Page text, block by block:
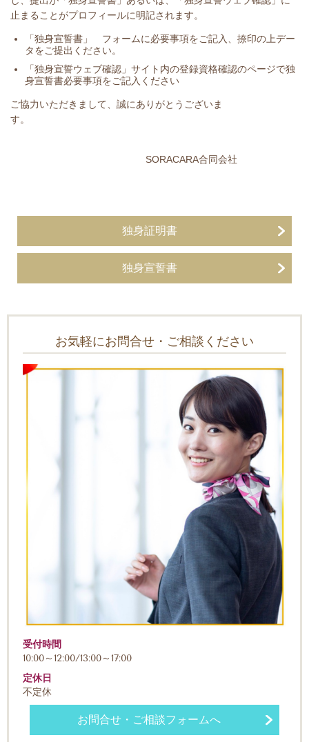
止まることがプロフィールに明記されます。
「独身宣誓書」 フォームに必要事項をご記入、捺印の上デー
タをご提出ください。
「独身宣誓ウェブ確認」サイト内の登録資格確認のページで独
身宣誓書必要事項をご記入ください
ご協力いただきまして、誠にありがとうございま
す。
SORACARA合同会社
独身証明書
独身宣誓書
お気軽にお問合せ・ご相談ください
受付時間
10:00～12:00/13:00～17:00
定休日
不定休
お問合せ・ご相談フォームへ